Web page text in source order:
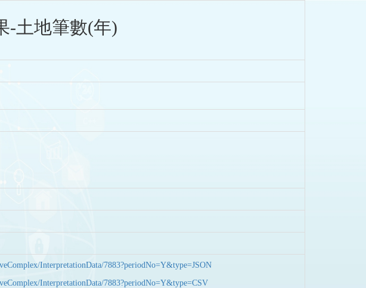
-土地筆數(年)
InterpretationData/7883?periodNo=Y&type=JSON
InterpretationData/7883?periodNo=Y&type=CSV